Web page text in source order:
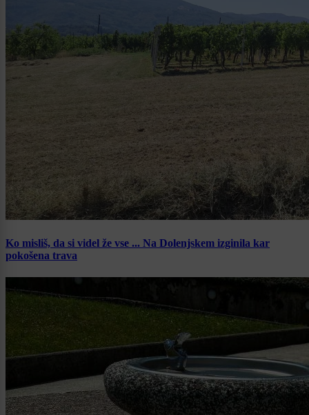
Ko misliš, da si videl že vse ... Na Dolenjskem izginila kar
pokošena trava